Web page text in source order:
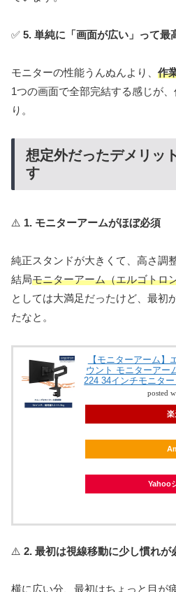
✅ 5. 単純に「画面が広い」って最
モニターの性能うんぬんより、 作
1つの画面で全部完結する感じが
り。
想定外だったデメリッ
す
⚠️ 1. モニターアームがほぼ必須
純正スタンドが大きくて、高さ調
結局モニターアーム（エルゴトロ
としては大満足だったけど、最初
たなと。
【モニターアーム】
ウント モニターアー
224 34インチモニタ
posted
楽
Yahoo
⚠️ 2. 最初は視線移動に少し慣れが
横に広い分、最初はちょっと目が